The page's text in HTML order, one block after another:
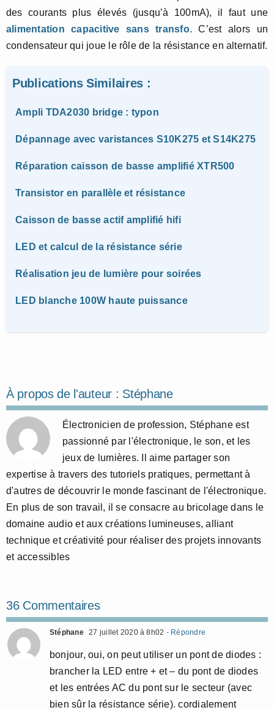
des courants plus élevés (jusqu’à 100mA), il faut une
alimentation capacitive sans transfo. C’est alors un
condensateur qui joue le rôle de la résistance en alternatif.
Publications Similaires :
Ampli TDA2030 bridge : typon
Dépannage avec varistances S10K275 et S14K275
Réparation caisson de basse amplifié XTR500
Transistor en parallèle et résistance
Caisson de basse actif amplifié hifi
LED et calcul de la résistance série
Réalisation jeu de lumière pour soirées
LED blanche 100W haute puissance
À propos de l'auteur : Stéphane
Électronicien de profession, Stéphane est
passionné par l'électronique, le son, et les
jeux de lumières. Il aime partager son
expertise à travers des tutoriels pratiques, permettant à
d'autres de découvrir le monde fascinant de l'électronique.
En plus de son travail, il se consacre au bricolage dans le
domaine audio et aux créations lumineuses, alliant
technique et créativité pour réaliser des projets innovants
et accessibles
36 Commentaires
Stéphane 27 juillet 2020 à 8h02 - Répondre
bonjour, oui, on peut utiliser un pont de diodes :
brancher la LED entre + et – du pont de diodes
et les entrées AC du pont sur le secteur (avec
bien sûr la résistance série). cordialement